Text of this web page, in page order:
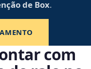
de Box.
com